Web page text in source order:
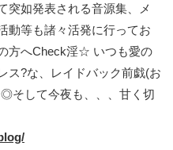
突如発表される音源集、メ
動等も諸々活発に行ってお
方へCheck淫☆ いつも愛の
ス?な、レイドバック前戯(お
そして今夜も、、、甘く切